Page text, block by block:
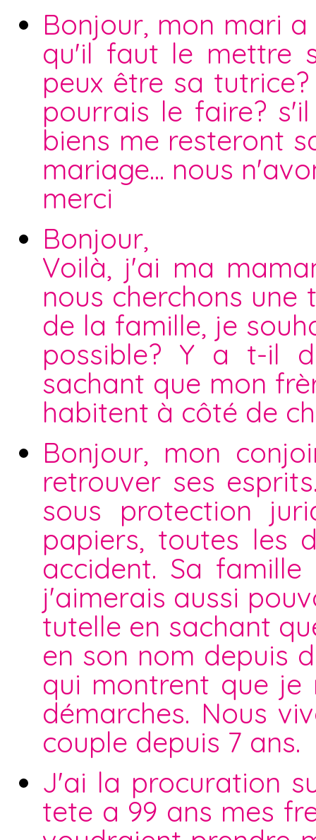
Bonjour, mon mari
qu'il faut le mettre
peux être sa
pourrais le faire?
biens me resteront
mariage... nous
merci
Bonjour,
Voilà, j'ai ma
nous cherchons une
de la famille, je
possible? Y a t-il
sachant que mon
habitent à côté de
Bonjour, mon
retrouver ses
sous protection
papiers, toutes les
accident. Sa
j'aimerais aussi
tutelle en sachant
en son nom depuis
qui montrent que je
démarches. Nous
couple depuis 7 ans.
J'ai la procuration
tete a 99 ans mes